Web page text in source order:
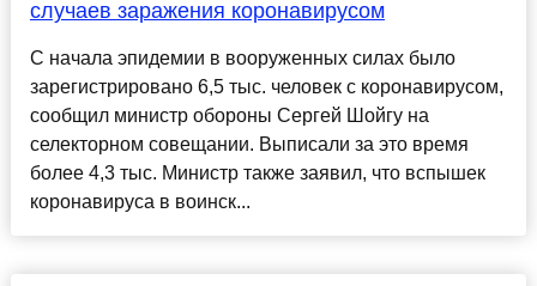
случаев заражения коронавирусом
С начала эпидемии в вооруженных силах было
зарегистрировано 6,5 тыс. человек с коронавирусом,
сообщил министр обороны Сергей Шойгу на
селекторном совещании. Выписали за это время
более 4,3 тыс. Министр также заявил, что вспышек
коронавируса в воинск...